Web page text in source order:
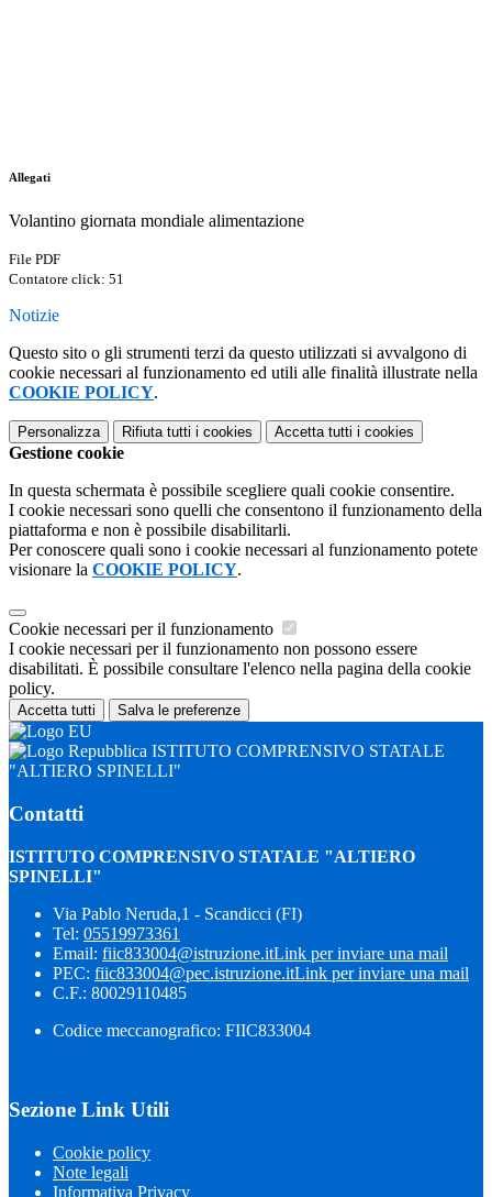
Allegati
Volantino giornata mondiale alimentazione
File PDF
Contatore click: 51
Notizie
Questo sito o gli strumenti terzi da questo utilizzati si avvalgono di
cookie necessari al funzionamento ed utili alle finalità illustrate nella
COOKIE POLICY.
Personalizza Rifiuta tutti i cookies Accetta tutti i cookies
Gestione cookie
In questa schermata è possibile scegliere quali cookie consentire.
I cookie necessari sono quelli che consentono il funzionamento della
piattaforma e non è possibile disabilitarli.
Per conoscere quali sono i cookie necessari al funzionamento potete
visionare la COOKIE POLICY.
Cookie necessari per il funzionamento
I cookie necessari per il funzionamento non possono essere
disabilitati. È possibile consultare l'elenco nella pagina della cookie
policy.
Accetta tutti Salva le preferenze
ISTITUTO COMPRENSIVO STATALE
"ALTIERO SPINELLI"
Contatti
ISTITUTO COMPRENSIVO STATALE "ALTIERO
SPINELLI"
Via Pablo Neruda,1 - Scandicci (FI)
Tel: 05519973361
Email: fiic833004@istruzione.itLink per inviare una mail
PEC: fiic833004@pec.istruzione.itLink per inviare una mail
C.F.: 80029110485
Codice meccanografico: FIIC833004
Sezione Link Utili
Cookie policy
Note legali
Informativa Privacy